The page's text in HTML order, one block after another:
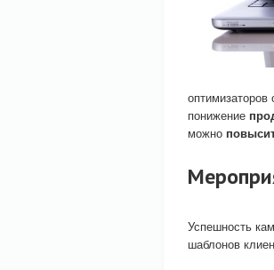
понижение
можно
Успешность
шаблонов